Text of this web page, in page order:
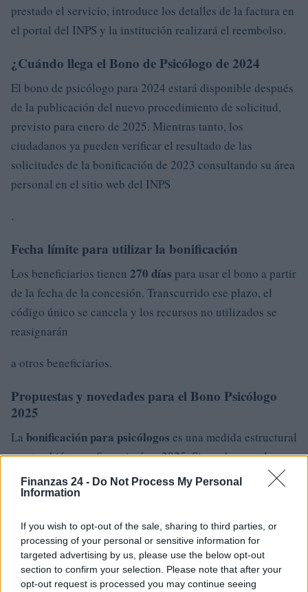
Finanzas 24 - Do Not Process My Personal
Information
If you wish to opt-out of the sale, sharing to third parties, or
processing of your personal or sensitive information for
targeted advertising by us, please use the below opt-out
section to confirm your selection. Please note that after your
opt-out request is processed you may continue seeing
prestado el servicio, introduce los detalles de la factura en
el portal del INPS y la institución realizará el reembolso.
¿Cuándo llega el Bono de Psicólogo de 2024
El bono de psicólogo para 2024 estará disponible después
de la publicación del nuevo procedimiento de solicitud,
previsto para enero de 2025. Mientras tanto, los
ciudadanos ya pueden verificar el resultado de las
solicitudes de la bonificación de 2023 consultando su área
personal en el sitio web del INPS
.
Fecha límite para utilizar la bonificación
Los beneficiarios tienen 270 días para usar el bono a partir
de la fecha de la concesión. Transcurrido ese plazo, el
código único se cancela y los recursos no utilizados se
reasignarán
a otros beneficiarios.
Propuestas y novedades para el Bono Psicólogo
2025
La bonificación para psicólogos es una medida estructural
que también se refinanciará en 2025. Sin embargo, el
gobierno está considerando reducir los fondos
disponibles, lo que podría limitar la cantidad de
presupuesto podría caer a 10 millones de euros, lo
suficiente para cubrir unas 16.000 solicitudes